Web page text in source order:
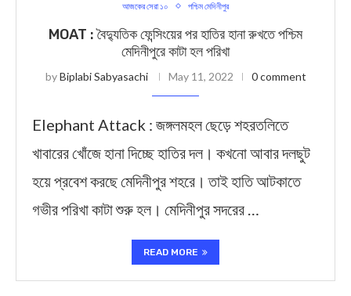
আজকের সেরা ১০ পশ্চিম মেদিনীপুর
MOAT : বৈদ্যুতিক ফেন্সিংয়ের পর হাতির হানা রুখতে পশ্চিম
মেদিনীপুরে কাটা হল পরিখা
byBiplabi Sabyasachi May 11, 2022 0 comment
Elephant Attack : জঙ্গলমহল ছেড়ে শহরতলিতে
খাবারের খোঁজে হানা দিচ্ছে হাতির দল। কখনো আবার দলছুট
হয়ে প্রবেশ করছে মেদিনীপুর শহরে। তাই হাতি আটকাতে
গভীর পরিখা কাটা শুরু হল। মেদিনীপুর সদরের …
READ MORE